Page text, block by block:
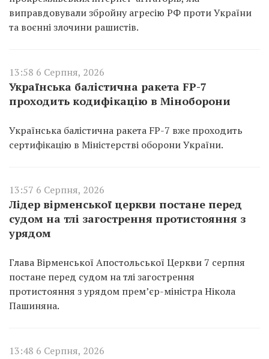
виправдовували збройну агресію РФ проти України
та воєнні злочини рашистів.
13:58 6 Серпня, 2026
Українська балістична ракета FP-7
проходить кодифікацію в Міноборони
Українська балістична ракета FP-7 вже проходить
сертифікацію в Міністерстві оборони України.
13:57 6 Серпня, 2026
Лідер вірменської церкви постане перед
судом на тлі загострення протистояння з
урядом
Глава Вірменської Апостольської Церкви 7 серпня
постане перед судом на тлі загострення
протистояння з урядом прем’єр-міністра Нікола
Пашиняна.
13:48 6 Серпня, 2026